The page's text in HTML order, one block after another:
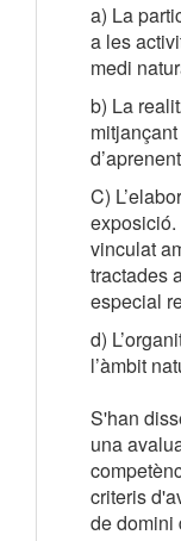
a) La
a les
medi
b) La
C)
vinculat
tractades
especial
d)
l’àmbit
S'han
una
criteris
de domini